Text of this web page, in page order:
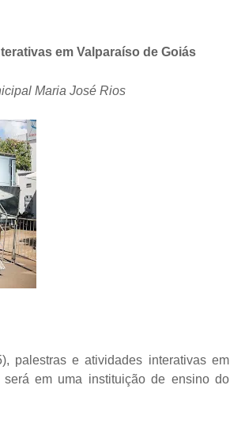
em Valparaíso de Goiás
Maria José Rios
palestras e atividades interativas em
em uma instituição de ensino do